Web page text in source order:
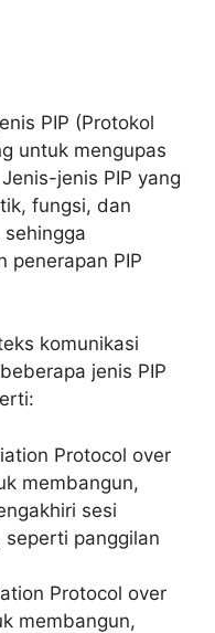
PIP (Protokol
untuk mengupas
jenis PIP yang
fungsi, dan
penerapan PIP
komunikasi
jenis PIP
Protocol over
membangun,
sesi
panggilan
Protocol over
membangun,